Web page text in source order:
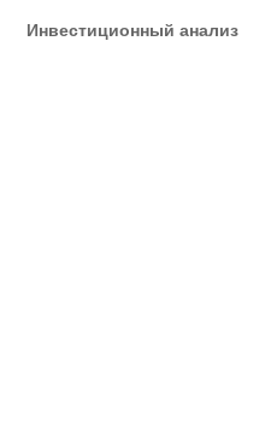
Инвестиционный анализ